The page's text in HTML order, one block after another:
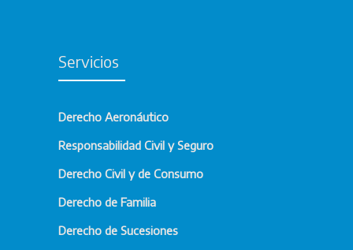
Servicios
Derecho Aeronáutico
Responsabilidad Civil y Seguro
Derecho Civil y de Consumo
Derecho de Familia
Derecho de Sucesiones